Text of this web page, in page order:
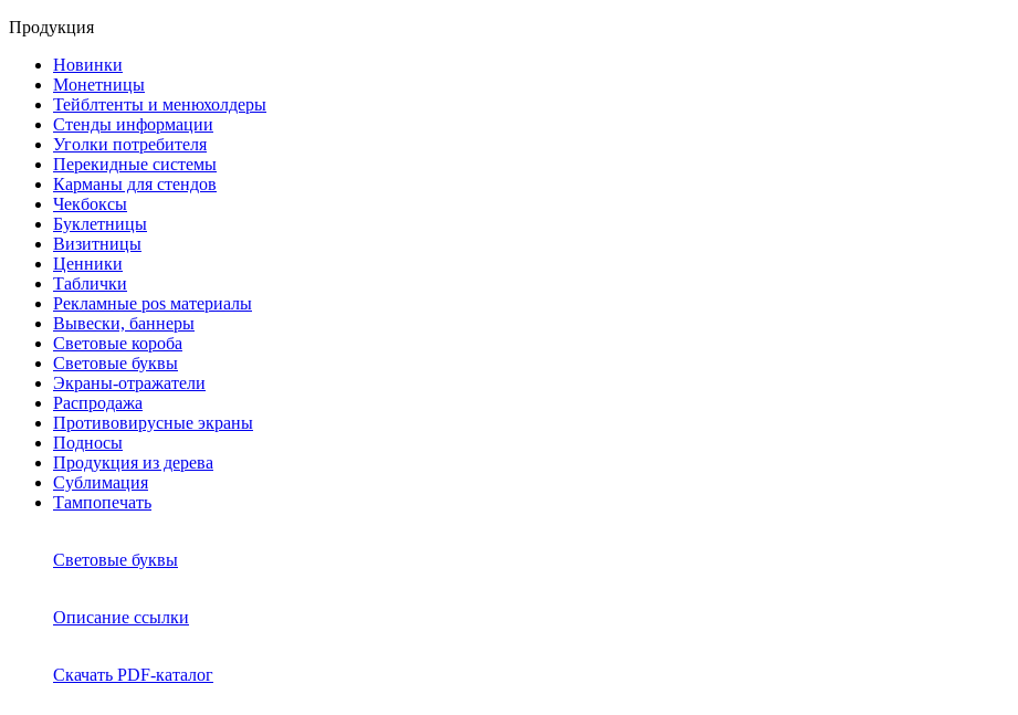
Продукция
Новинки
Монетницы
Тейблтенты и менюхолдеры
Стенды информации
Уголки потребителя
Перекидные системы
Карманы для стендов
Чекбоксы
Буклетницы
Визитницы
Ценники
Таблички
Рекламные pos материалы
Вывески, баннеры
Световые короба
Световые буквы
Экраны-отражатели
Распродажа
Противовирусные экраны
Подносы
Продукция из дерева
Сублимация
Тампопечать
Световые буквы
Описание ссылки
Скачать PDF-каталог